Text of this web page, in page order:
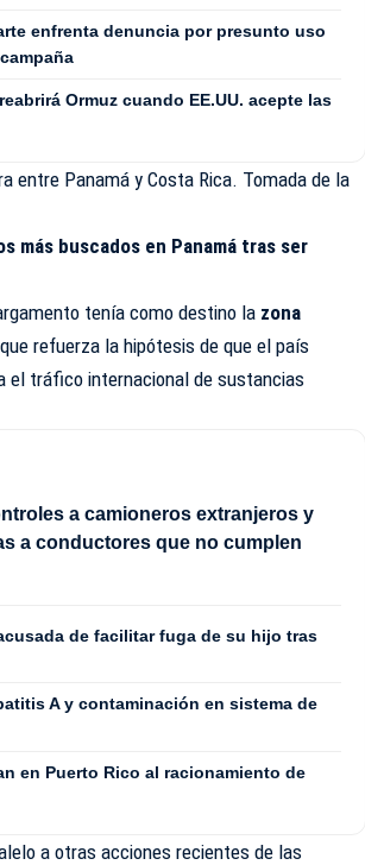
enfrenta denuncia por presunto uso
Ormuz cuando EE.UU. acepte las
entre Panamá y Costa Rica. Tomada de la
más buscados en Panamá tras ser
tenía como destino la zona
refuerza la hipótesis de que el país
el tráfico internacional de sustancias
a camioneros extranjeros y
a conductores que no cumplen
de facilitar fuga de su hijo tras
A y contaminación en sistema de
en Puerto Rico al racionamiento de
a otras acciones recientes de las